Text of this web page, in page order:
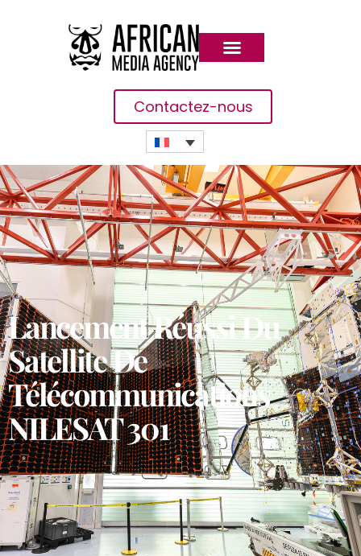
Contactez-nous
Lancement Réussi Du
Satellite De
Télécommunications
NILESAT 301